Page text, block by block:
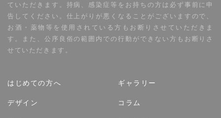
ていただきます。持病、感染症等をお持ちの方は必ず事前に申
告してください。仕上がりが悪くなることがございますので、
お酒・薬物等を使用されている方もお断りさせていただきま
す。また、公序良俗の範囲内での行動ができない方もお断りさ
せていただきます。
はじめての方へ
デザイン
ギャラリー
コラム